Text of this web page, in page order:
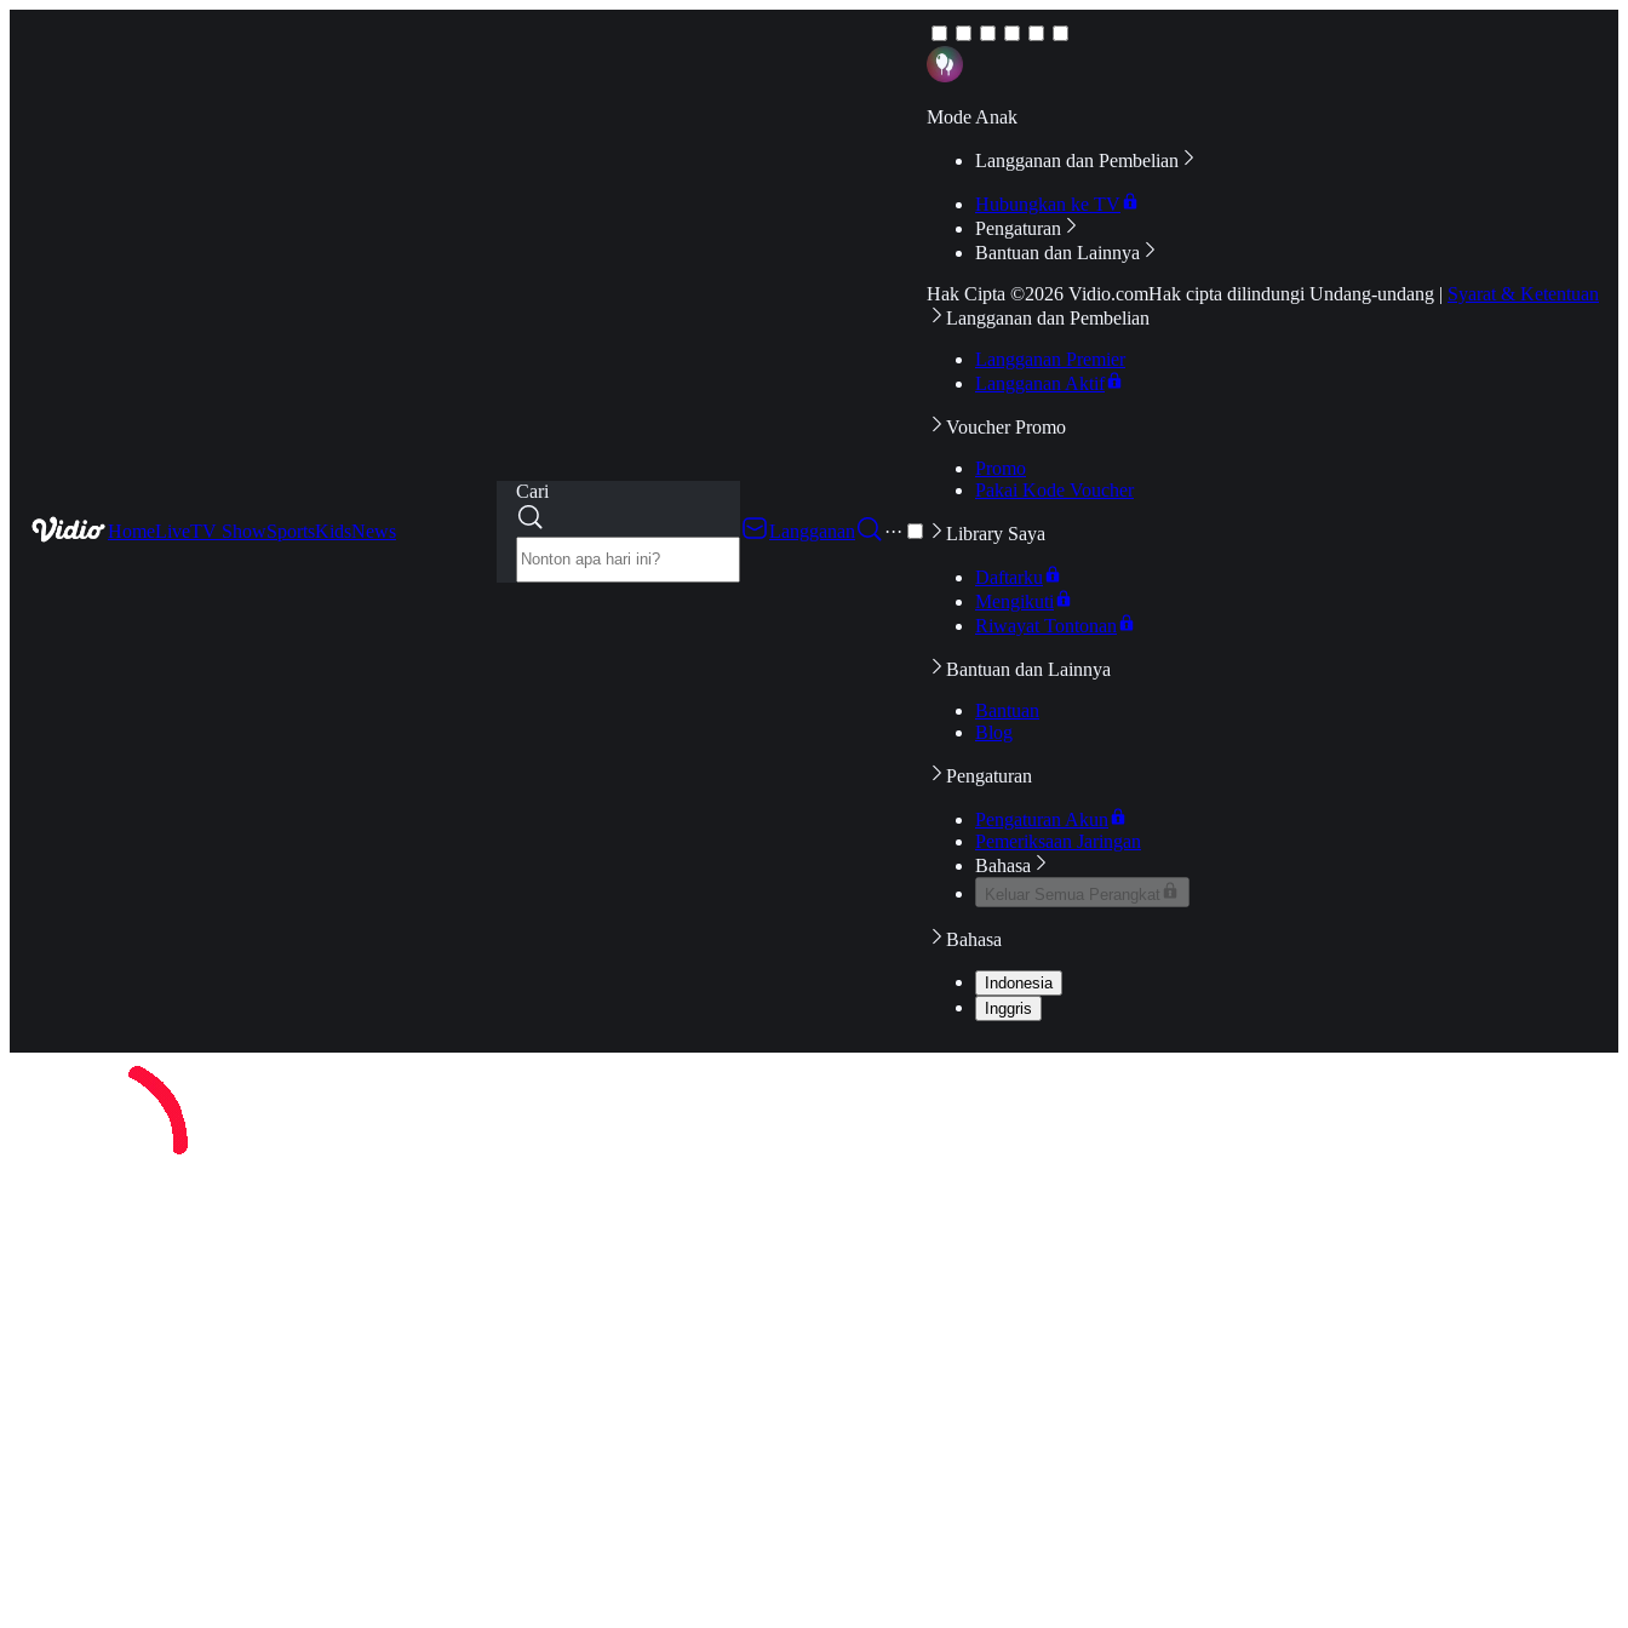
HomeLiveTV ShowSportsKidsNews
Cari
Langganan
···
Mode Anak
Langganan dan Pembelian
Hubungkan ke TV
Pengaturan
Bantuan dan Lainnya
Hak Cipta ©2026 Vidio.comHak cipta dilindungi Undang-undang | Syarat & Ketentuan
Langganan dan Pembelian
Langganan Premier
Langganan Aktif
Voucher Promo
Promo
Pakai Kode Voucher
Library Saya
Daftarku
Mengikuti
Riwayat Tontonan
Bantuan dan Lainnya
Bantuan
Blog
Pengaturan
Pengaturan Akun
Pemeriksaan Jaringan
Bahasa
Keluar Semua Perangkat
Bahasa
Indonesia
Inggris